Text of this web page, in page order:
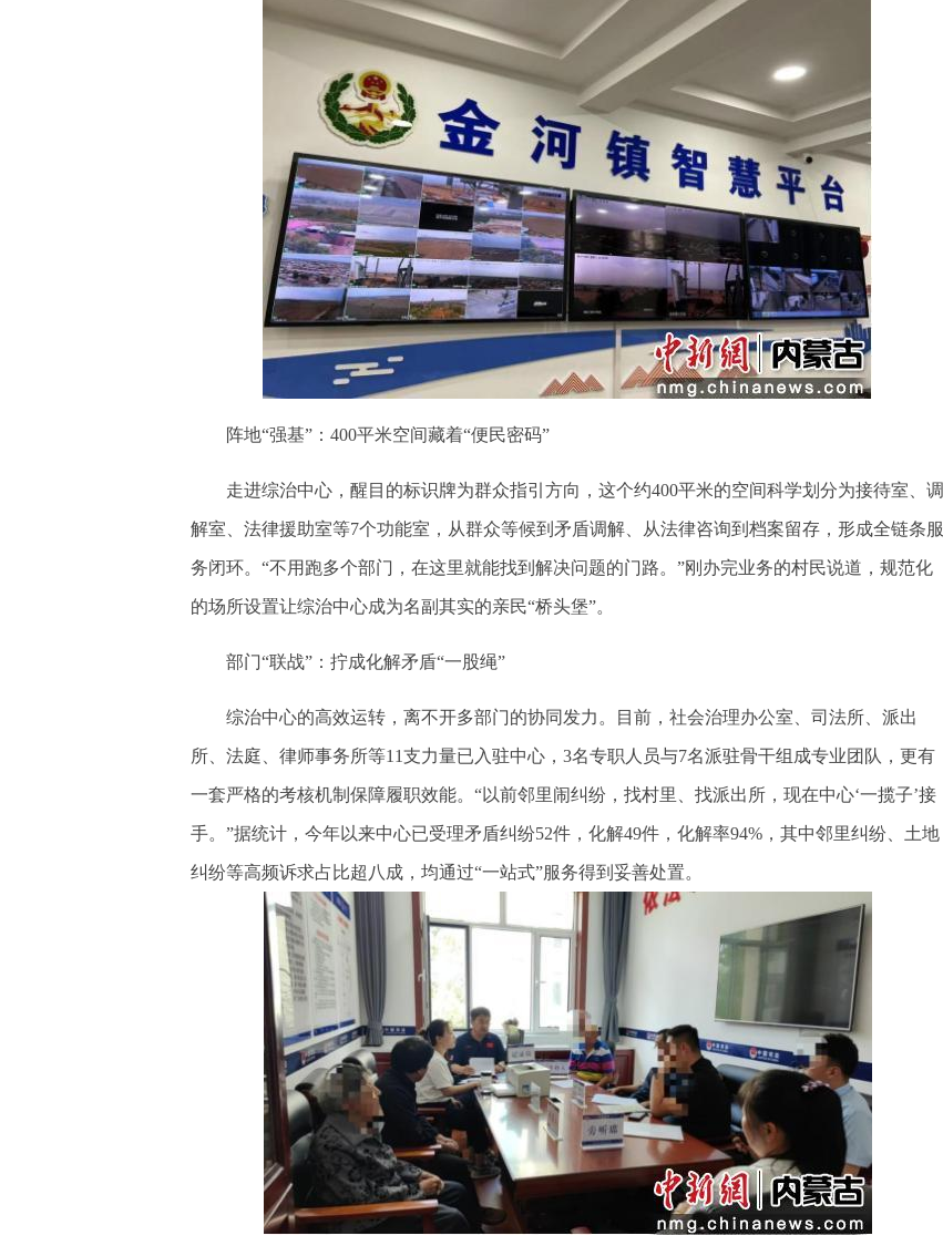
阵地“强基”：400平米空间藏着“便民密码”
走进综治中心，醒目的标识牌为群众指引方向，这个约400平米的空间科学划分为接待室、调
解室、法律援助室等7个功能室，从群众等候到矛盾调解、从法律咨询到档案留存，形成全链条服
务闭环。“不用跑多个部门，在这里就能找到解决问题的门路。”刚办完业务的村民说道，规范化
的场所设置让综治中心成为名副其实的亲民“桥头堡”。
部门“联战”：拧成化解矛盾“一股绳”
综治中心的高效运转，离不开多部门的协同发力。目前，社会治理办公室、司法所、派出
所、法庭、律师事务所等11支力量已入驻中心，3名专职人员与7名派驻骨干组成专业团队，更有
一套严格的考核机制保障履职效能。“以前邻里闹纠纷，找村里、找派出所，现在中心‘一揽子’接
手。”据统计，今年以来中心已受理矛盾纠纷52件，化解49件，化解率94%，其中邻里纠纷、土地
纠纷等高频诉求占比超八成，均通过“一站式”服务得到妥善处置。